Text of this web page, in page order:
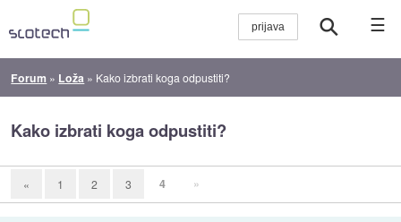
☰
Forum » Loža » Kako izbrati koga odpustiti?
Kako izbrati koga odpustiti?
« 1 2 3 4 »